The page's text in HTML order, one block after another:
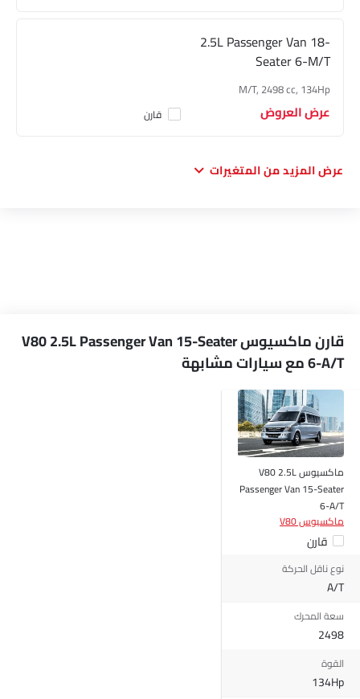
2.5L Passenger Van 18-
Seater 6-M/T
M/T, 2498 cc, 134Hp
عرض العروض قارن
عرض المزيد من المتغيرات
قارن ماكسيوس V80 2.5L Passenger Van 15-Seater
6-A/T مع سيارات مشابهة
ماكسيوس V80 2.5L
Passenger Van 15-Seater
6-A/T
ماكسيوس V80
قارن
نوع ناقل الحركة
A/T
سعة المحرك
2498
القوة
134Hp